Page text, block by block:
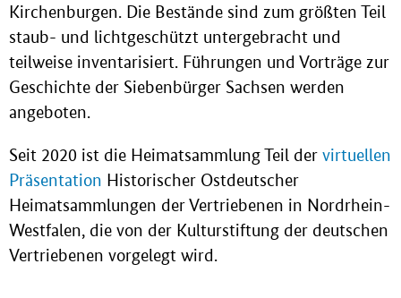
Kirchenburgen. Die Bestände sind zum größten Teil
staub- und lichtgeschützt untergebracht und
teilweise inventarisiert. Führungen und Vorträge zur
Geschichte der Siebenbürger Sachsen werden
angeboten.
Seit 2020 ist die Heimatsammlung Teil der virtuellen
Präsentation Historischer Ostdeutscher
Heimatsammlungen der Vertriebenen in Nordrhein-
Westfalen, die von der Kulturstiftung der deutschen
Vertriebenen vorgelegt wird.